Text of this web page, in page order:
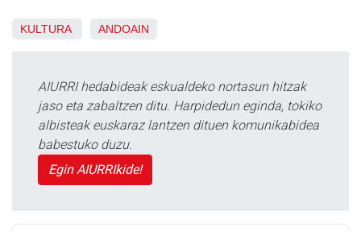
KULTURA ANDOAIN
AIURRI hedabideak eskualdeko nortasun hitzak
jaso eta zabaltzen ditu. Harpidedun eginda, tokiko
albisteak euskaraz lantzen dituen komunikabidea
babestuko duzu.
Egin AIURRIkide!